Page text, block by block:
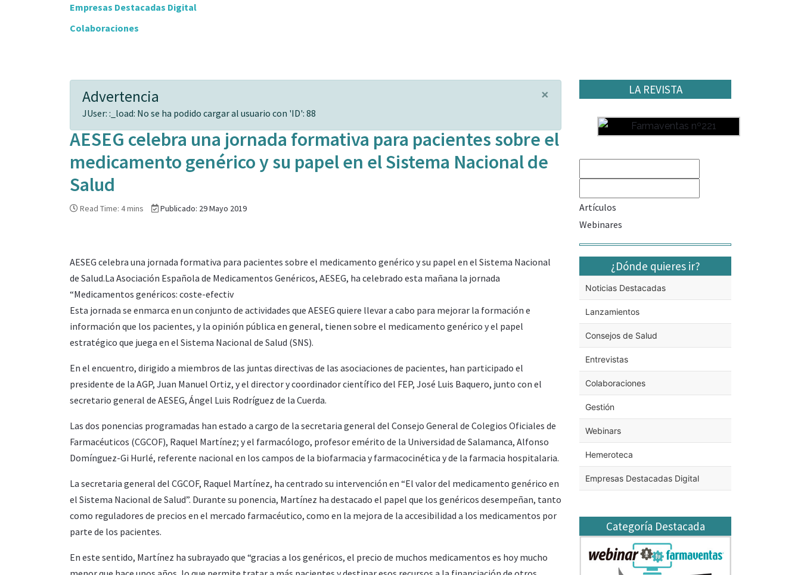
Empresas Destacadas Digital
Colaboraciones
×
Advertencia
JUser: :_load: No se ha podido cargar al usuario con 'ID': 88
AESEG celebra una jornada formativa para pacientes sobre el
medicamento genérico y su papel en el Sistema Nacional de
Salud
Read Time: 4 mins Publicado: 29 Mayo 2019
AESEG celebra una jornada formativa para pacientes sobre el medicamento genérico y su papel en el Sistema Nacional
de Salud.La Asociación Española de Medicamentos Genéricos, AESEG, ha celebrado esta mañana la jornada
“Medicamentos genéricos: coste-efectiv
Esta jornada se enmarca en un conjunto de actividades que AESEG quiere llevar a cabo para mejorar la formación e
información que los pacientes, y la opinión pública en general, tienen sobre el medicamento genérico y el papel
estratégico que juega en el Sistema Nacional de Salud (SNS).
En el encuentro, dirigido a miembros de las juntas directivas de las asociaciones de pacientes, han participado el
presidente de la AGP, Juan Manuel Ortiz, y el director y coordinador científico del FEP, José Luis Baquero, junto con el
secretario general de AESEG, Ángel Luis Rodríguez de la Cuerda.
Las dos ponencias programadas han estado a cargo de la secretaria general del Consejo General de Colegios Oficiales de
Farmacéuticos (CGCOF), Raquel Martínez; y el farmacólogo, profesor emérito de la Universidad de Salamanca, Alfonso
Domínguez-Gi Hurlé, referente nacional en los campos de la biofarmacia y farmacocinética y de la farmacia hospitalaria.
La secretaria general del CGCOF, Raquel Martínez, ha centrado su intervención en “El valor del medicamento genérico en
el Sistema Nacional de Salud”. Durante su ponencia, Martínez ha destacado el papel que los genéricos desempeñan, tanto
como reguladores de precios en el mercado farmacéutico, como en la mejora de la accesibilidad a los medicamentos por
parte de los pacientes.
En este sentido, Martínez ha subrayado que “gracias a los genéricos, el precio de muchos medicamentos es hoy mucho
LA REVISTA
Artículos
Webinares
¿Dónde quieres ir?
Noticias Destacadas
Lanzamientos
Consejos de Salud
Entrevistas
Colaboraciones
Gestión
Webinars
Hemeroteca
Empresas Destacadas Digital
Categoría Destacada